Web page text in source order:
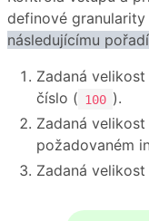
definové
následujícímu pořadí
Zadaná
číslo ( 100 ).
Zadaná
požadovaném
Zadaná